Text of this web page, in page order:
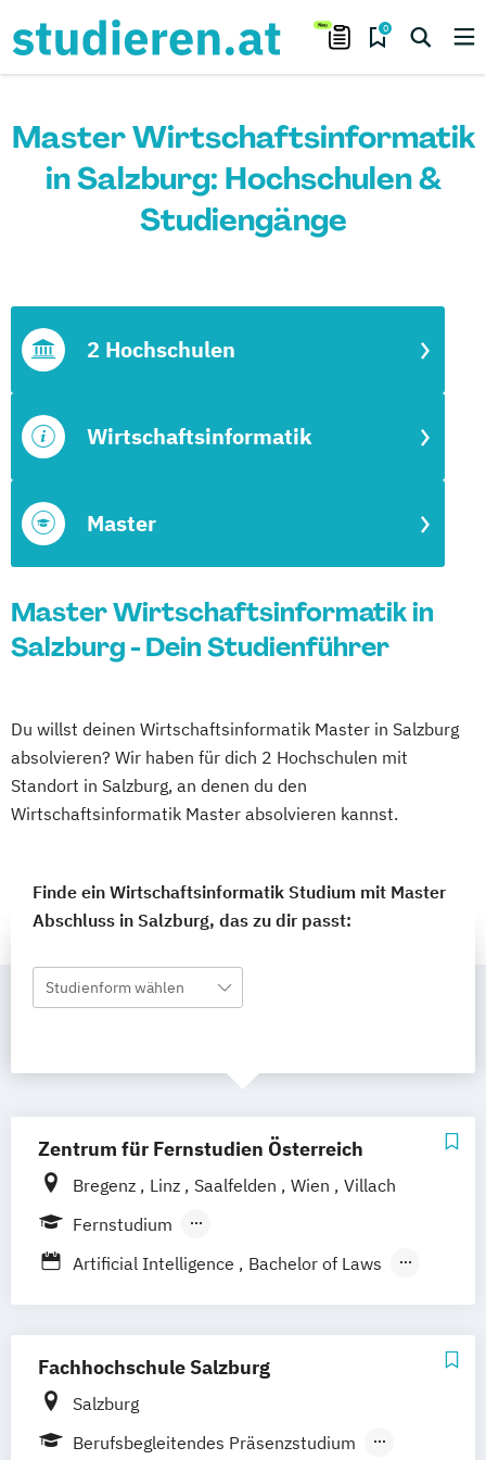
0
Master Wirtschaftsinformatik
in Salzburg: Hochschulen &
Studiengänge
Master
Wirtschaftsinformatik
2 Hochschulen
Master Wirtschaftsinformatik in
Salzburg - Dein Studienführer
Du willst deinen Wirtschaftsinformatik Master in Salzburg
absolvieren? Wir haben für dich 2 Hochschulen mit
Standort in Salzburg, an denen du den
Wirtschaftsinformatik Master absolvieren kannst.
Finde ein Wirtschaftsinformatik Studium mit Master
Abschluss in Salzburg, das zu dir passt:
Studienform wählen
Zentrum für Fernstudien Österreich
Bregenz Linz Saalfelden Wien
Villach
Fernstudium
Berufsbegleitendes Präsenzstudium
Artificial Intelligence
Bachelor of Laws
Geschichte Europas - Epochen
Verflechtungen
Kulturwissenschaften
Mathematik
Fachhochschule Salzburg
Salzburg
Berufsbegleitendes Präsenzstudium